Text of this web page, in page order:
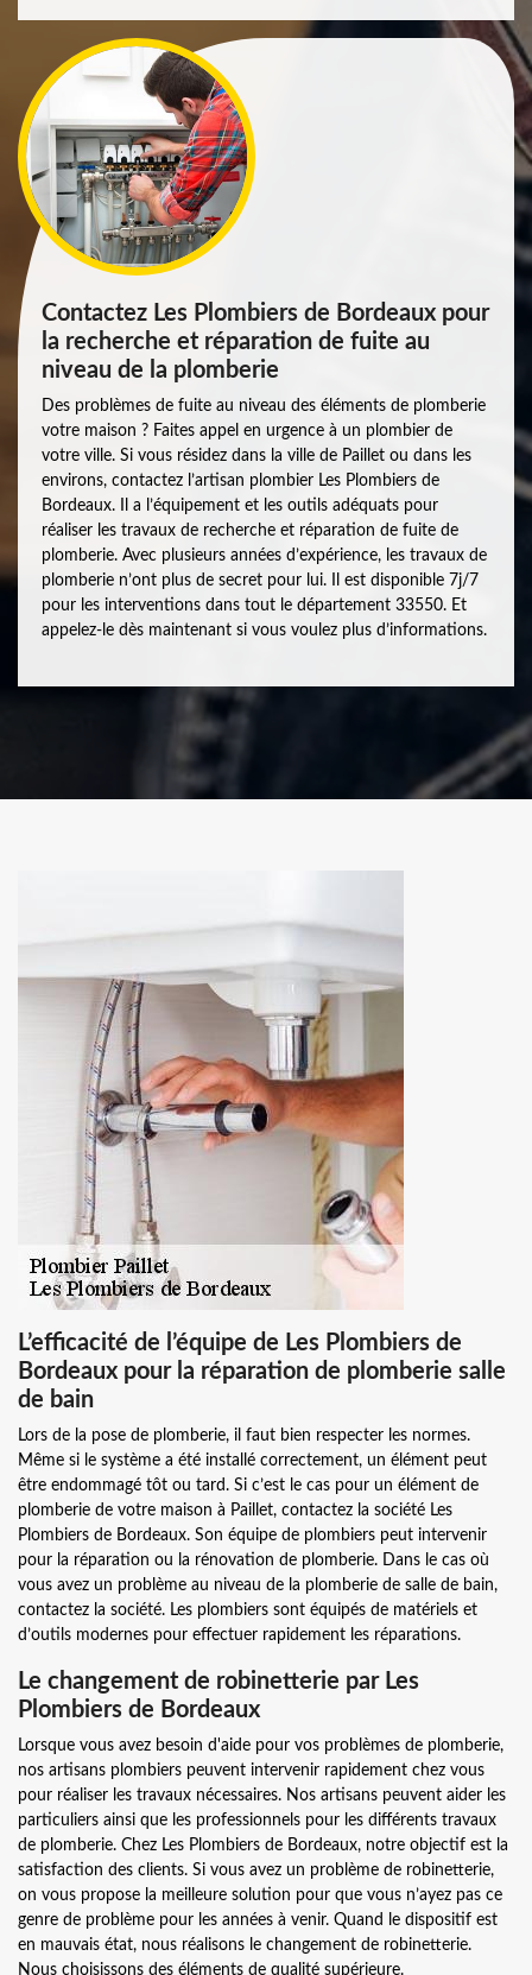
Contactez Les Plombiers de Bordeaux pour
la recherche et réparation de fuite au
niveau de la plomberie
Des problèmes de fuite au niveau des éléments de plomberie
votre maison ? Faites appel en urgence à un plombier de
votre ville. Si vous résidez dans la ville de Paillet ou dans les
environs, contactez l’artisan plombier Les Plombiers de
Bordeaux. Il a l’équipement et les outils adéquats pour
réaliser les travaux de recherche et réparation de fuite de
plomberie. Avec plusieurs années d’expérience, les travaux de
plomberie n’ont plus de secret pour lui. Il est disponible 7j/7
pour les interventions dans tout le département 33550. Et
appelez-le dès maintenant si vous voulez plus d’informations.
L’efficacité de l’équipe de Les Plombiers de
Bordeaux pour la réparation de plomberie salle
de bain
Lors de la pose de plomberie, il faut bien respecter les normes.
Même si le système a été installé correctement, un élément peut
être endommagé tôt ou tard. Si c’est le cas pour un élément de
plomberie de votre maison à Paillet, contactez la société Les
Plombiers de Bordeaux. Son équipe de plombiers peut intervenir
pour la réparation ou la rénovation de plomberie. Dans le cas où
vous avez un problème au niveau de la plomberie de salle de bain,
contactez la société. Les plombiers sont équipés de matériels et
d’outils modernes pour effectuer rapidement les réparations.
Le changement de robinetterie par Les
Plombiers de Bordeaux
Lorsque vous avez besoin d'aide pour vos problèmes de plomberie,
nos artisans plombiers peuvent intervenir rapidement chez vous
pour réaliser les travaux nécessaires. Nos artisans peuvent aider les
particuliers ainsi que les professionnels pour les différents travaux
de plomberie. Chez Les Plombiers de Bordeaux, notre objectif est la
satisfaction des clients. Si vous avez un problème de robinetterie,
on vous propose la meilleure solution pour que vous n’ayez pas ce
genre de problème pour les années à venir. Quand le dispositif est
en mauvais état, nous réalisons le changement de robinetterie.
Nous choisissons des éléments de qualité supérieure.